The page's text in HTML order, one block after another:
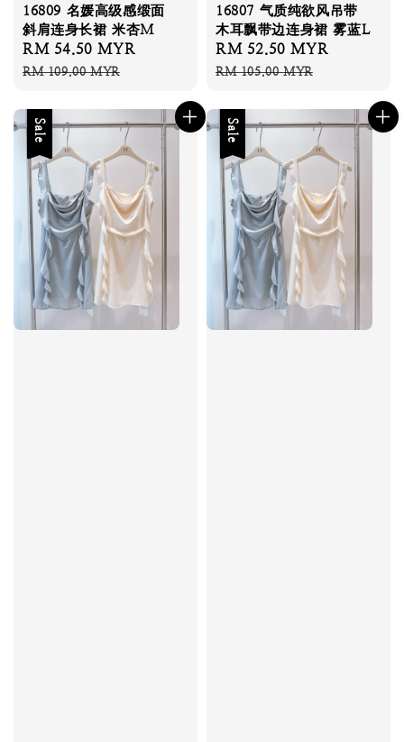
16809 名媛高级感缎面
斜肩连身长裙 米杏M
Sale
price
RM 54.50 MYR
RM 109.00 MYR
16807 气质纯欲风吊带
木耳飘带边连身裙 雾蓝L
Sale
price
RM 52.50 MYR
RM 105.00 MYR
Sale Sale